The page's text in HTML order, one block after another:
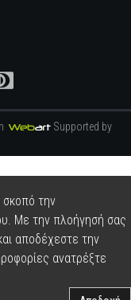
Supported by
σκοπό την
Με την πλοήγησή σας
αποδέχεστε την
ανατρέξτε